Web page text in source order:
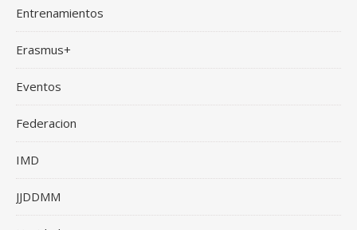
Entrenamientos
Erasmus+
Eventos
Federacion
IMD
JJDDMM